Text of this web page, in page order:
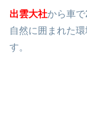
出雲大社から車で
自然に囲まれた
す。